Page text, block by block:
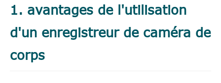
1. avantages de l'utilisation
d'un enregistreur de caméra de
corps